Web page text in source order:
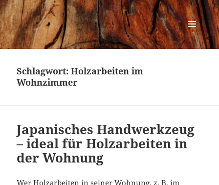
Urban Woodworking
MENÜ
UND
Schlagwort:Holzarbeiten im
Wohnzimmer
Japanisches Handwerkzeug
– ideal für Holzarbeiten in
der Wohnung
Wer Holzarbeiten in seiner Wohnung, z. B. im